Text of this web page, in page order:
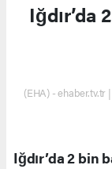
Iğdır’da
(EHA) - ehaber.tv.tr
Iğdır’da 2 bin